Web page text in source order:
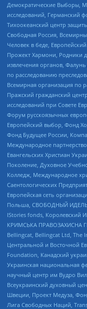
Демократические Выборы,
исследований, Германский
Тихоокеанский центр
Свободная Россия,
Человек в беде,
Прожект Хармони, Родники
извлечения органов,
по расследованию
Всемирная организация по
Пражский гражданский
исследований при Совете
Форум русскоязычных
Европейский выбор, Фонд
Фонд Будущее России,
Международное
Евангельских Христиан
Поколение, Духовное
Колледж, Международное
Саентологических
Европейская сеть
Польша, СВОБОДНЫЙ ИДЕЛЬ-
IStories fonds, Королевский
КРИМСЬКА ПРАВОЗАХИСНА
Bellingcat, Bellingcat Ltd, The
Центральной и Восточной
Foundation, Канадский
Украинская национальная
научный центр им Вудро
Всеукраинский духовный
Швеции, Проект Медуза,
Лига Свободных Наций,